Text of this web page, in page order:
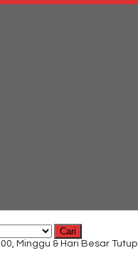
Cari
Minggu & Hari Besar Tutup